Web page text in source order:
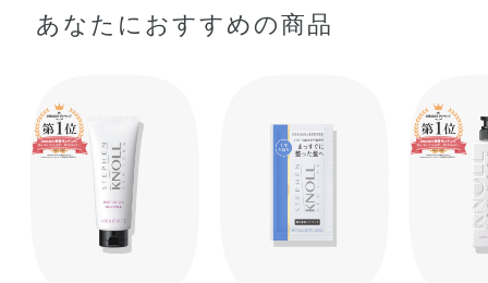
あなたにおすすめの商品